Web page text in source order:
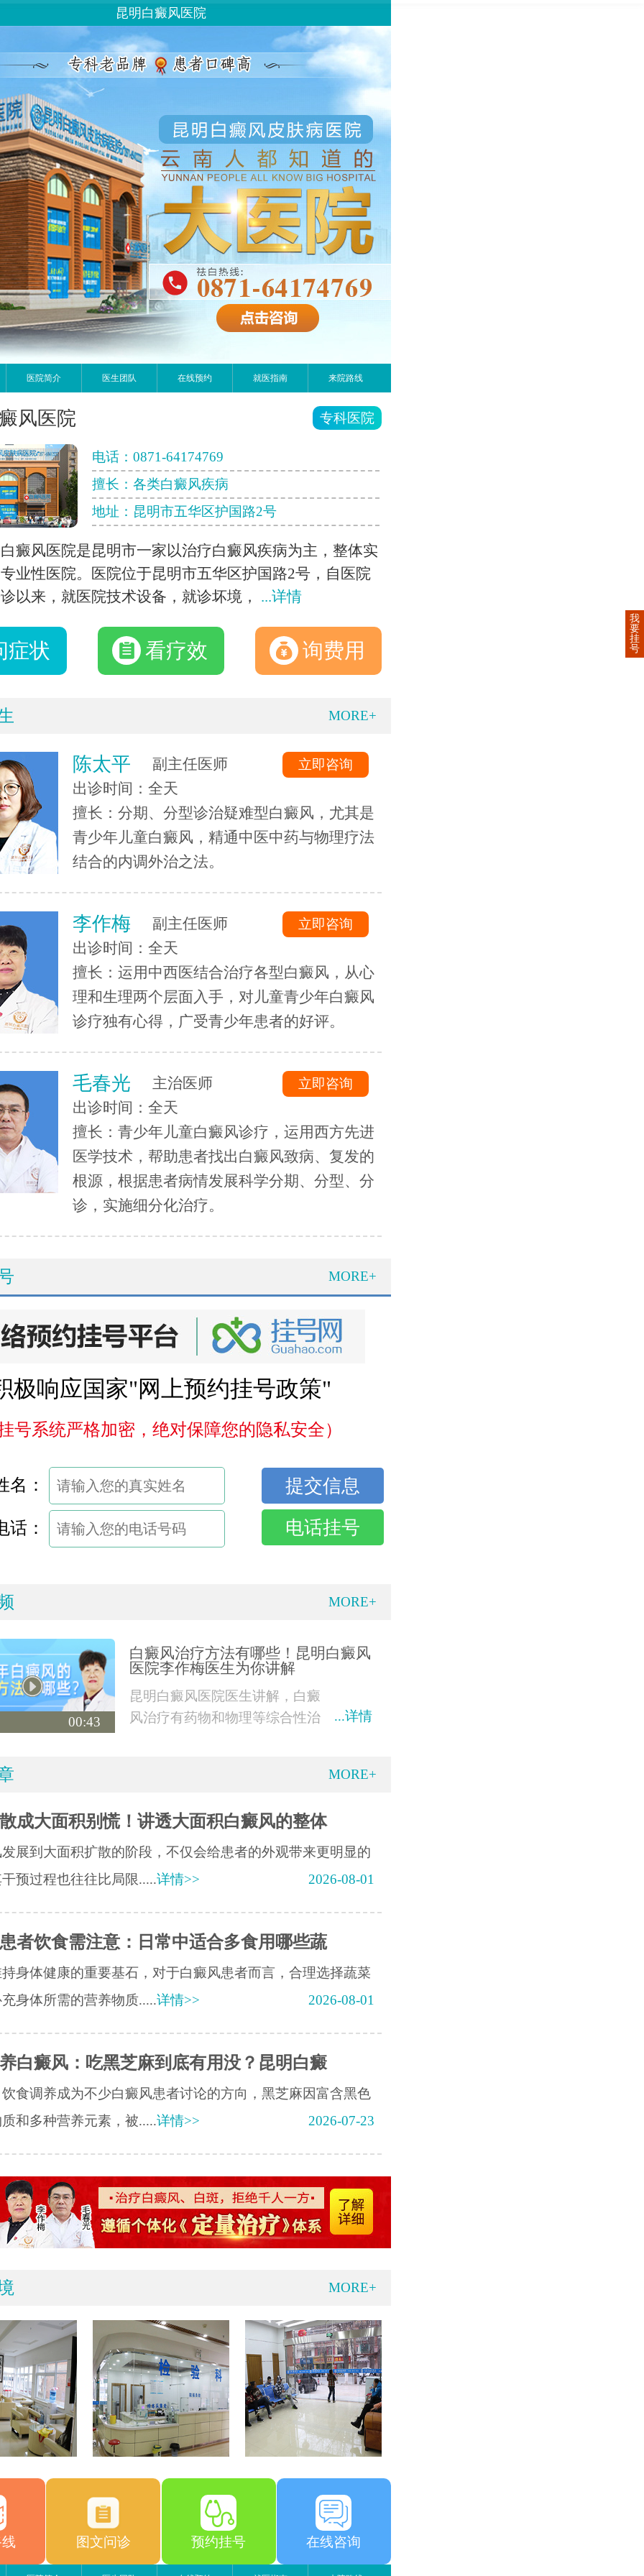
昆明白癜风医院
医院简介 医生团队 在线预约 就医指南 来院路线
风医院 专科医院
电话： 0871-64174769
擅长：各类白癜风疾病
地址：昆明市五华区护国路2号
癜风医院是昆明市一家以治疗白癜风疾病为主，整体实
业性医院。医院位于昆明市五华区护国路2号，自医院
以来，就医院技术设备，就诊坏境， ...详情
症状 看疗效 询费用
MORE+
陈太平
副主任医师
出诊时间：全天
擅长：分期、分型诊治疑难型白癜风，尤其是
青少年儿童白癜风，精通中医中药与物理疗法
结合的内调外治之法。
立即咨询
李作梅
副主任医师
出诊时间：全天
擅长：运用中西医结合治疗各型白癜风，从心
理和生理两个层面入手，对儿童青少年白癜风
诊疗独有心得，广受青少年患者的好评。
立即咨询
毛春光
主治医师
出诊时间：全天
擅长：青少年儿童白癜风诊疗，运用西方先进
医学技术，帮助患者找出白癜风致病、复发的
根源，根据患者病情发展科学分期、分型、分
诊，实施细分化治疗。
立即咨询
MORE+
极响应国家"网上预约挂号政策"
号系统严格加密，绝对保障您的隐私安全）
名：
话： 电话挂号
MORE+
00:43
白癜风治疗方法有哪些！昆明白癜风
医院李作梅医生为你讲解
昆明白癜风医院医生讲解，白癜
风治疗有药物和物理等综合性治
...详情
MORE+
成大面积别慌！讲透大面积白癜风的整体
展到大面积扩散的阶段，不仅会给患者的外观带来更明显的
预过程也往往比局限.....详情>> 2026-08-01
者饮食需注意：日常中适合多食用哪些蔬
身体健康的重要基石，对于白癜风患者而言，合理选择蔬菜
身体所需的营养物质.....详情>> 2026-08-01
白癜风：吃黑芝麻到底有用没？昆明白癜
食调养成为不少白癜风患者讨论的方向，黑芝麻因富含黑色
和多种营养元素，被.....详情>> 2026-07-23
MORE+
图文问诊 预约挂号 在线咨询
我
要
挂
号